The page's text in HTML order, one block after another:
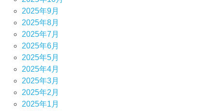
2025年9月
2025年8月
2025年7月
2025年6月
2025年5月
2025年4月
2025年3月
2025年2月
2025年1月